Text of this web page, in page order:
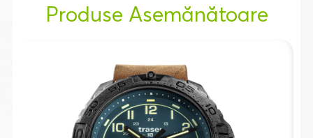
Produse Asemănătoare